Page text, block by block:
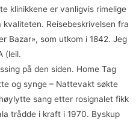
klinikkene er vanligvis rimelige
Reisebeskrivelsen fra
Bazar», som utkom i 1842. Jeg
(leil.
på den siden. Home Tag
og synge – Nattevakt søkte
sang etter rosignalet fikk
trådde i kraft i 1970. Byskup